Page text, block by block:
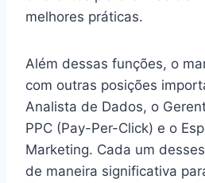
melhores práticas.
Além dessas funções, o
com outras posições
Analista de Dados, o
PPC (Pay-Per-Click) e o
Marketing. Cada um
de maneira significativa